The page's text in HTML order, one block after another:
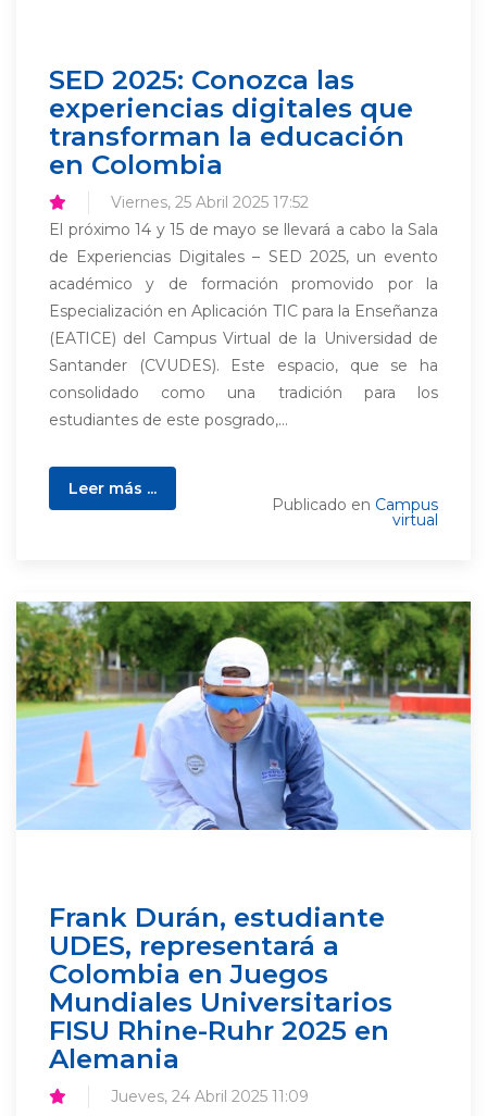
SED 2025: Conozca las
experiencias digitales que
transforman la educación
en Colombia
Viernes, 25 Abril 2025 17:52
El próximo 14 y 15 de mayo se llevará a cabo la Sala
de Experiencias Digitales – SED 2025, un evento
académico y de formación promovido por la
Especialización en Aplicación TIC para la Enseñanza
(EATICE) del Campus Virtual de la Universidad de
Santander (CVUDES). Este espacio, que se ha
consolidado como una tradición para los
estudiantes de este posgrado,...
Leer más ...
Publicado en Campus
virtual
Frank Durán, estudiante
UDES, representará a
Colombia en Juegos
Mundiales Universitarios
FISU Rhine-Ruhr 2025 en
Alemania
Jueves, 24 Abril 2025 11:09